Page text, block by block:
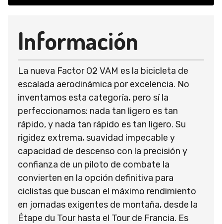
Información
La nueva Factor O2 VAM es la bicicleta de
escalada aerodinámica por excelencia. No
inventamos esta categoría, pero sí la
perfeccionamos: nada tan ligero es tan
rápido, y nada tan rápido es tan ligero. Su
rigidez extrema, suavidad impecable y
capacidad de descenso con la precisión y
confianza de un piloto de combate la
convierten en la opción definitiva para
ciclistas que buscan el máximo rendimiento
en jornadas exigentes de montaña, desde la
Étape du Tour hasta el Tour de Francia. Es